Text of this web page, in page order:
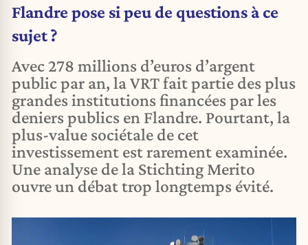
Flandre pose si peu de questions à ce
sujet ?
Avec 278 millions d’euros d’argent
public par an, la VRT fait partie des plus
grandes institutions financées par les
deniers publics en Flandre. Pourtant, la
plus-value sociétale de cet
investissement est rarement examinée.
Une analyse de la Stichting Merito
ouvre un débat trop longtemps évité.